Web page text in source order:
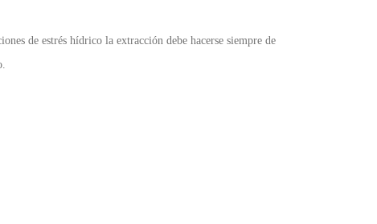
de estrés hídrico la extracción debe hacerse siempre de